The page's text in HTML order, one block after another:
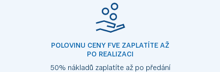
POLOVINU CENY FVE ZAPLATÍTE AŽ
PO REALIZACI
50% nákladů zaplatíte až po předání